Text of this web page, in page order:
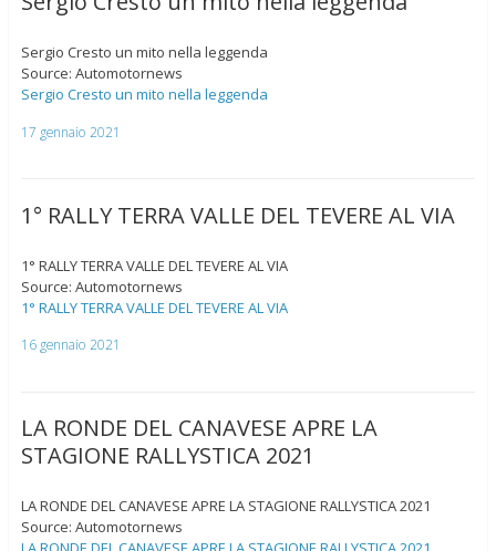
Sergio Cresto un mito nella leggenda
Source: Automotornews
Sergio Cresto un mito nella leggenda
17 gennaio 2021
1° RALLY TERRA VALLE DEL TEVERE AL VIA
1° RALLY TERRA VALLE DEL TEVERE AL VIA
Source: Automotornews
1° RALLY TERRA VALLE DEL TEVERE AL VIA
16 gennaio 2021
LA RONDE DEL CANAVESE APRE LA
STAGIONE RALLYSTICA 2021
LA RONDE DEL CANAVESE APRE LA STAGIONE RALLYSTICA 2021
Source: Automotornews